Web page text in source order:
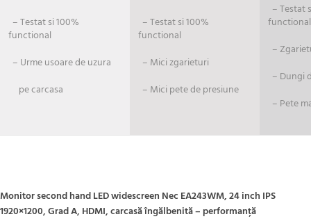
– Testat si 100%
functional
– Urme usoare de uzura
pe carcasa
– Testat si 100%
functional
– Mici zgarieturi
– Mici pete de presiune
– Testat
functional
–
– Dungi
– Pete
Monitor second hand LED widescreen Nec EA243WM, 24 inch IPS
1920×1200, Grad A, HDMI, carcasă îngălbenită – performanță